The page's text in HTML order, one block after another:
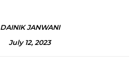
DAINIK JANWANI
July 12, 2023